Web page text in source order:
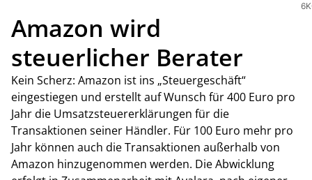
Amazon wird
steuerlicher Berater
Kein Scherz: Amazon ist ins „Steuergeschäft“
eingestiegen und erstellt auf Wunsch für 400 Euro pro
Jahr die Umsatzsteuererklärungen für die
Transaktionen seiner Händler. Für 100 Euro mehr pro
Jahr können auch die Transaktionen außerhalb von
Amazon hinzugenommen werden. Die Abwicklung